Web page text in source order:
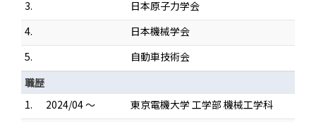
3.
日本原子力学会
4.
日本機械学会
5.
自動車技術会
職歴
1.
2024/04 ～
東京電機大学 工学部 機械工学科